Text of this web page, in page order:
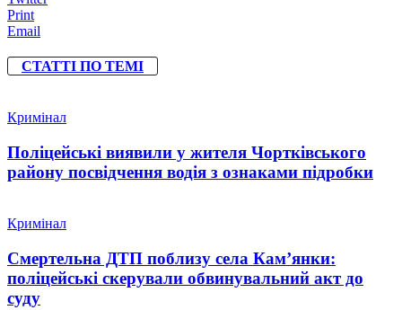
Print
Email
СТАТТІ ПО ТЕМІ
Кримінал
Поліцейські виявили у жителя Чортківського
району посвідчення водія з ознаками підробки
Кримінал
Смертельна ДТП поблизу села Кам’янки:
поліцейські скерували обвинувальний акт до
суду